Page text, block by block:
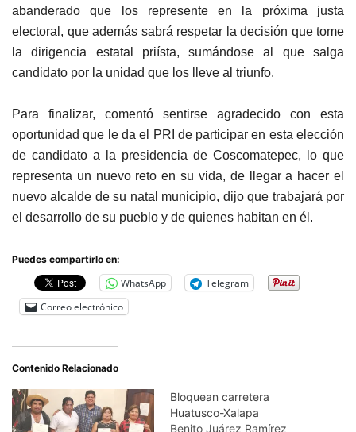
abanderado que los represente en la próxima justa
electoral, que además sabrá respetar la decisión que tome
la dirigencia estatal priísta, sumándose al que salga
candidato por la unidad que los lleve al triunfo.
Para finalizar, comentó sentirse agradecido con esta
oportunidad que le da el PRI de participar en esta elección
de candidato a la presidencia de Coscomatepec, lo que
representa un nuevo reto en su vida, de llegar a hacer el
nuevo alcalde de su natal municipio, dijo que trabajará por
el desarrollo de su pueblo y de quienes habitan en él.
Puedes compartirlo en:
WhatsApp
Telegram
Correo electrónico
Contenido Relacionado
Bloquean carretera
Huatusco-Xalapa
Benito Juárez Ramírez